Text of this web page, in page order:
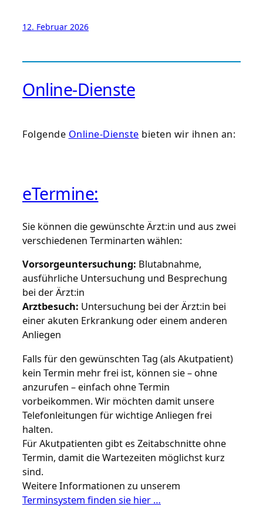
12. Februar 2026
Online-Dienste
Folgende Online-Dienste bieten wir ihnen an:
eTermine:
Sie können die gewünschte Ärzt:in und aus zwei
verschiedenen Terminarten wählen:
Vorsorgeuntersuchung: Blutabnahme,
ausführliche Untersuchung und Besprechung
bei der Ärzt:in
Arztbesuch: Untersuchung bei der Ärzt:in bei
einer akuten Erkrankung oder einem anderen
Anliegen
Falls für den gewünschten Tag (als Akutpatient)
kein Termin mehr frei ist, können sie – ohne
anzurufen – einfach ohne Termin
vorbeikommen. Wir möchten damit unsere
Telefonleitungen für wichtige Anliegen frei
halten.
Für Akutpatienten gibt es Zeitabschnitte ohne
Termin, damit die Wartezeiten möglichst kurz
sind.
Weitere Informationen zu unserem
Terminsystem finden sie hier …